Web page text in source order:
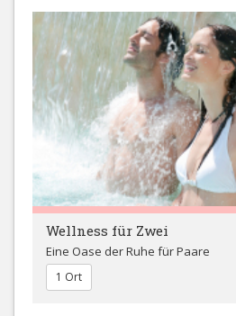
Wellness für Zwei
Eine Oase der Ruhe für Paare
1 Ort